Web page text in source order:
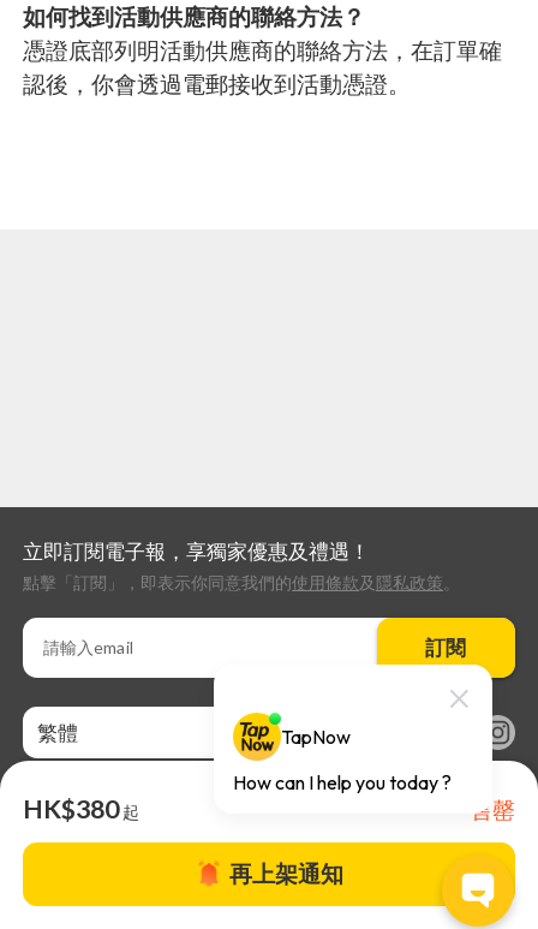
如何找到活動供應商的聯絡方法？
憑證底部列明活動供應商的聯絡方法，在訂單確
認後，你會透過電郵接收到活動憑證。
HK$380起 售罄
再上架通知
立即訂閱電子報，享獨家優惠及禮遇！
點擊「訂閱」，即表示你同意我們的使用條款及 隱私政策。
訂閱
繁體
關於TapNow |TapNow Blog |加入成為合作夥伴|網站條款 |幫助